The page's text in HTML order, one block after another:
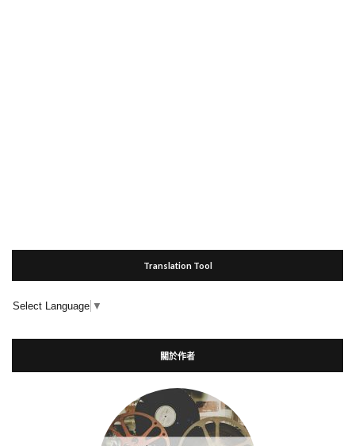
Translation Tool
Select Language ▼
關於作者